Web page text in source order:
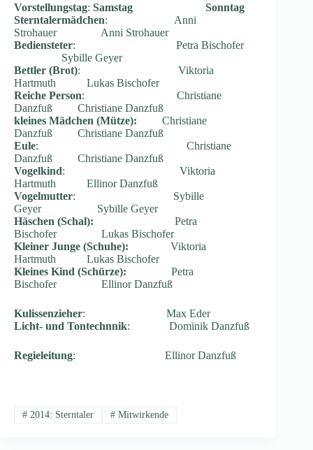
Vorstellungstag: Samstag Sonntag
Sterntalermädchen: Anni
Strohauer Anni Strohauer
Bediensteter: Petra Bischofer
Sybille Geyer
Bettler (Brot): Viktoria
Hartmuth Lukas Bischofer
Reiche Person: Christiane
Danzfuß Christiane Danzfuß
kleines Mädchen (Mütze): Christiane
Danzfuß Christiane Danzfuß
Eule: Christiane
Danzfuß Christiane Danzfuß
Vogelkind: Viktoria
Hartmuth Ellinor Danzfuß
Vogelmutter: Sybille
Geyer Sybille Geyer
Häschen (Schal): Petra
Bischofer Lukas Bischofer
Kleiner Junge (Schuhe): Viktoria
Hartmuth Lukas Bischofer
Kleines Kind (Schürze): Petra
Bischofer Ellinor Danzfuß
Kulissenzieher: Max Eder
Licht- und Tontechnnik: Dominik Danzfuß
Regieleitung: Ellinor Danzfuß
#2014: Sterntaler #Mitwirkende